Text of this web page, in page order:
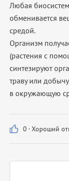
Любая
обменивается
средой.
Организм
(растения с
синтезируют
траву или
в окружающую
0 · Хороший